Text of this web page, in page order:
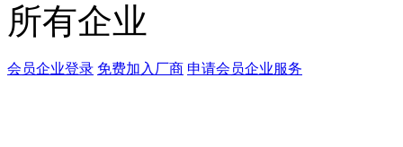
所有企业
会员企业登录 免费加入厂商 申请会员企业服务